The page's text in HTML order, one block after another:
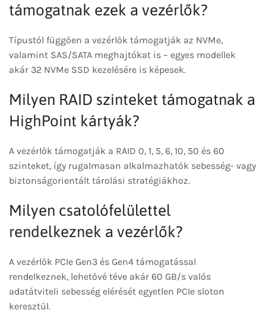
támogatnak ezek a vezérlők?
Típustól függően a vezérlők támogatják az NVMe,
valamint SAS/SATA meghajtókat is – egyes modellek
akár 32 NVMe SSD kezelésére is képesek.
Milyen RAID szinteket támogatnak a
HighPoint kártyák?
A vezérlők támogatják a RAID 0, 1, 5, 6, 10, 50 és 60
szinteket, így rugalmasan alkalmazhatók sebesség- vagy
biztonságorientált tárolási stratégiákhoz.
Milyen csatolófelülettel
rendelkeznek a vezérlők?
A vezérlők PCIe Gen3 és Gen4 támogatással
rendelkeznek, lehetővé téve akár 60 GB/s valós
adatátviteli sebesség elérését egyetlen PCIe sloton
keresztül.